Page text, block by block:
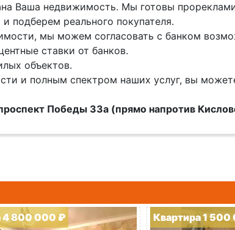
Ваша недвижимость. Мы готовы
подберем реального покупателя.
мы можем согласовать с банком
ставки от банков.
объектов.
и полным спектром наших услуг, вы
Победы 33а (прямо напротив
4 800 000 ₽ Квартира 1